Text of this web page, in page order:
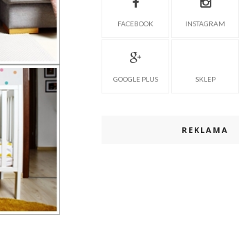
FACEBOOK INSTAGRAM
GOOGLE PLUS SKLEP
REKLAMA